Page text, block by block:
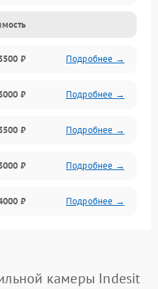
₽ Подробнее →
₽ Подробнее →
₽ Подробнее →
₽ Подробнее →
₽ Подробнее →
камеры Indesit